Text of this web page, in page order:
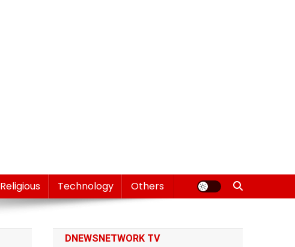
Religious Technology Others
DNEWSNETWORK TV